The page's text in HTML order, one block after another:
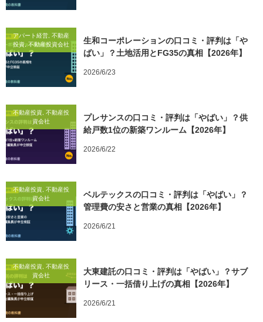
アパート経営, 不動産
投資, 不動産投資会社
生和コーポレーションの口コミ・評判は「や
ばい」？土地活用とFG35の真相【2026年】
2026/6/23
不動産投資, 不動産投
資会社
プレサンスの口コミ・評判は「やばい」？供
給戸数1位の新築ワンルーム【2026年】
2026/6/22
不動産投資, 不動産投
資会社
ベルテックスの口コミ・評判は「やばい」？
管理費の安さと営業の真相【2026年】
2026/6/21
不動産投資, 不動産投
資会社
大東建託の口コミ・評判は「やばい」？サブ
リース・一括借り上げの真相【2026年】
2026/6/21